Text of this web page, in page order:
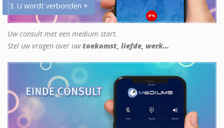
3. U wordt verbonden +
Uw consult met een medium start.
Stel uw vragen over uwtoekomst, liefde, werk...